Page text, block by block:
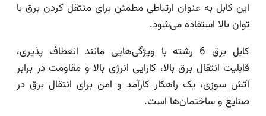
این کابل به عنوان ارتباطی مطمئن برای منتقل کردن برق با
توان بالا استفاده می‌شود.
کابل برق 6 رشته با ویژگی‌هایی مانند انعطاف پذیری،
قابلیت انتقال برق بالا، کارایی انرژی بالا و مقاومت در برابر
آتش سوزی، یک راهکار کارآمد و امن برای انتقال برق در
صنایع و ساختمان‌ها است.